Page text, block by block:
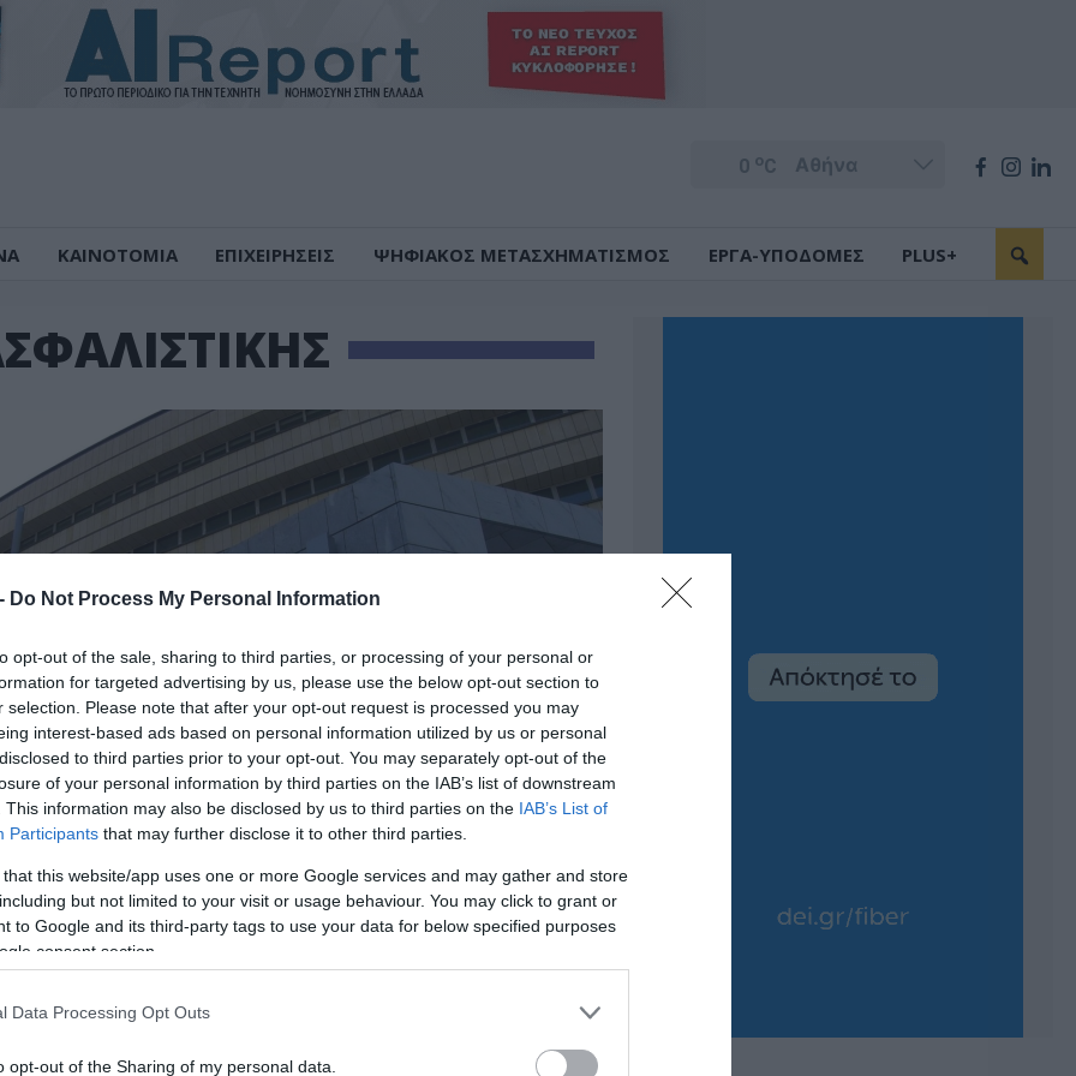
Do Not Process My Personal Information
opt-out of the sale, sharing to third parties, or processing of your personal or
for targeted advertising by us, please use the below opt-out section to
selection. Please note that after your opt-out request is processed you may
interest-based ads based on personal information utilized by us or personal
to third parties prior to your opt-out. You may separately opt-out of the
of your personal information by third parties on the IAB’s list of downstream
This information may also be disclosed by us to third parties on the IAB’s List of
Participants that may further disclose it to other third parties.
that this website/app uses one or more Google services and may gather and store
but not limited to your visit or usage behaviour. You may click to grant or
to Google and its third-party tags to use your data for below specified purposes
consent section.
Data Processing Opt Outs
opt-out of the Sharing of my personal data.
0 oC
ΚΑΙΝΟΤΟΜΙΑ ΕΠΙΧΕΙΡΗΣΕΙΣ ΨΗΦΙΑΚΟΣ ΜΕΤΑΣΧΗΜΑΤΙΣΜΟΣ ΕΡΓΑ-ΥΠΟΔΟΜΕΣ PLUS+